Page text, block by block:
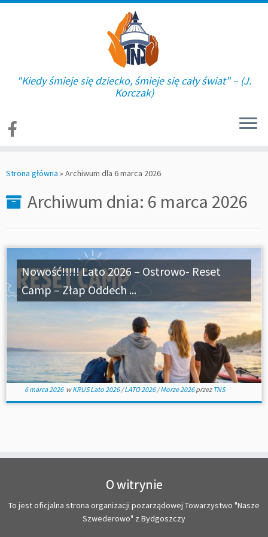
to
"Kiedy śmieje się dziecko, śmieje się cały świat" – (J.
Korczak)
Strona główna » Archiwum dla 6 marca 2026
Archiwum dnia: 6 marca 2026
Nowość!!!!! Lato 2026 – Ostrowo- Reset
Camp – Złap Oddech ...
6 marca 2026wKRUS Lato 2026/LATO 2026/Morze 2026przez TNS
O witrynie
To jest oficjalna strona organizacji pozarządowej Towarzystwo "Nasze
Szwederowo" z Bydgoszczy